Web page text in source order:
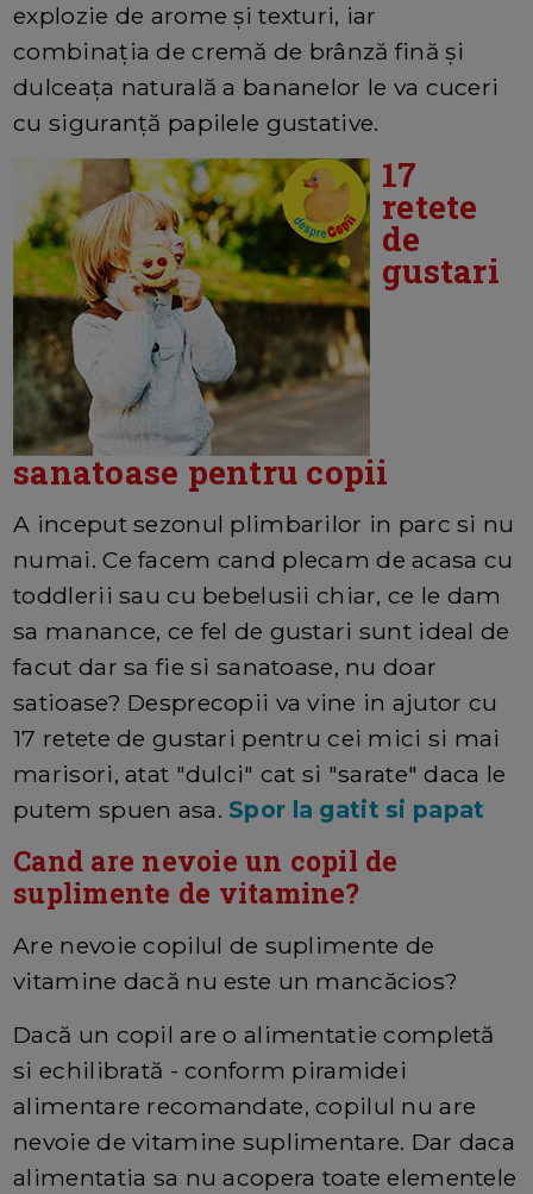
explozie de arome și texturi, iar
combinația de cremă de brânză fină și
dulceața naturală a bananelor le va cuceri
cu siguranță papilele gustative.
17
retete
de
gustari
sanatoase pentru copii
A inceput sezonul plimbarilor in parc si nu
numai. Ce facem cand plecam de acasa cu
toddlerii sau cu bebelusii chiar, ce le dam
sa manance, ce fel de gustari sunt ideal de
facut dar sa fie si sanatoase, nu doar
satioase? Desprecopii va vine in ajutor cu
17 retete de gustari pentru cei mici si mai
marisori, atat "dulci" cat si "sarate" daca le
putem spuen asa. Spor la gatit si papat
Cand are nevoie un copil de
suplimente de vitamine?
Are nevoie copilul de suplimente de
vitamine dacă nu este un mancăcios?
Dacă un copil are o alimentatie completă
si echilibrată - conform piramidei
alimentare recomandate, copilul nu are
nevoie de vitamine suplimentare. Dar daca
alimentatia sa nu acopera toate elementele